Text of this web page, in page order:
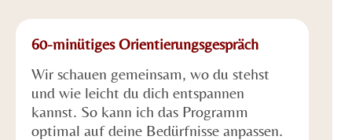
60-minütiges Orientierungsgespräch
Wir schauen gemeinsam, wo du stehst
und wie leicht du dich entspannen
kannst. So kann ich das Programm
optimal auf deine Bedürfnisse anpassen.